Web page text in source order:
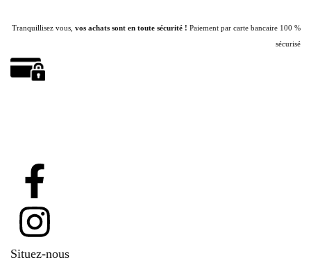
Tranquillisez vous, vos achats sont en toute sécurité ! Paiement par carte bancaire 100 %
sécurisé
Situez-nous